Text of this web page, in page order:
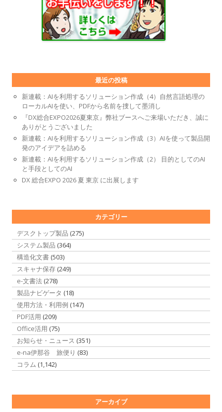
最近の投稿
新連載：AIを利用するソリューション作成（4）自然言語処理の
ローカルAIを使い、PDFから名前を捜して墨消し
『DX総合EXPO2026夏東京』弊社ブースへご来場いただき、誠に
ありがとうございました
新連載：AIを利用するソリューション作成（3）AIを使って製品開
発のアイデアを詰める
新連載：AIを利用するソリューション作成（2） 目的としてのAI
と手段としてのAI
DX 総合EXPO 2026 夏 東京 に出展します
カテゴリー
デスクトップ製品 (275)
システム製品 (364)
構造化文書 (503)
スキャナ保存 (249)
e-文書法 (278)
製品ナビゲータ (18)
使用方法・利用例 (147)
PDF活用 (209)
Office活用 (75)
お知らせ・ニュース (351)
e-na伊那谷 旅便り (83)
コラム (1,142)
アーカイブ